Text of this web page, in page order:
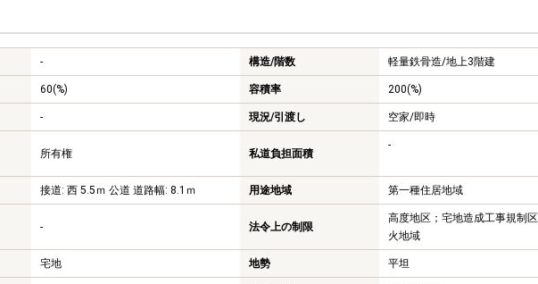
- 構造/階数 軽量鉄骨造/地上3階建
60(%) 容積率 200(%)
- 現況/引渡し 空家/即時
所有権 私道負担面積
-
接道: 西 5.5ｍ 公道 道路幅: 8.1ｍ 用途地域 第一種住居地域
- 法令上の制限
高度地区；宅地造成工事規制
火地域
宅地 地勢 平坦